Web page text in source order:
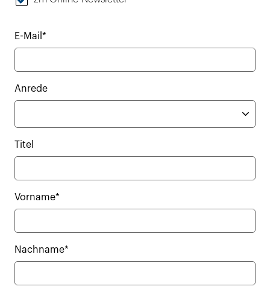
E-Mail*
Anrede
Titel
Vorname*
Nachname*